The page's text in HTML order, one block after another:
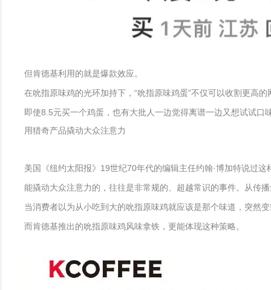
但肯德基利用的就是爆款效应。
在吮指原味鸡的光环加持下，“吮指原味鸡蛋”不仅可以收割更高
即使8.5元买一个鸡蛋，也有大批人一边觉得离谱一边又想试试口
用猎奇产品撬动大众注意力
美国《纽约太阳报》19世纪70年代的编辑主任约翰·博加特说过
能撬动大众注意力的，往往是非常规的、超越常识的事件。从传
当消费者以为从小吃到大的吮指原味鸡就应该是那个味道，突然
而肯德基推出的吮指原味鸡风味拿铁，更能体现这种策略。